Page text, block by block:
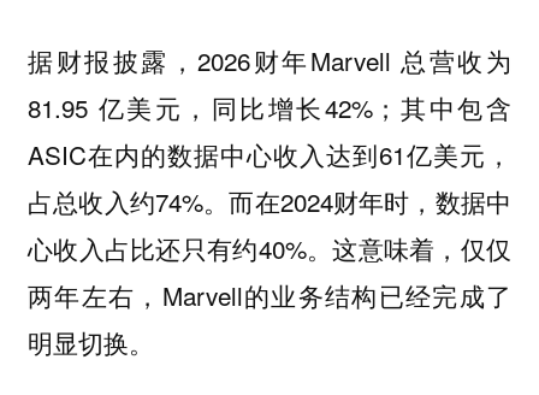
据财报披露，2026财年Marvell 总营收为
81.95 亿美元，同比增长42%；其中包含
ASIC在内的数据中心收入达到61亿美元，
占总收入约74%。而在2024财年时，数据中
心收入占比还只有约40%。这意味着，仅仅
两年左右，Marvell的业务结构已经完成了
明显切换。